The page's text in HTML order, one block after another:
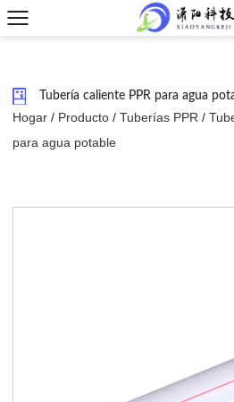
Tubería caliente PPR para agua
Hogar / Producto / Tuberías PPR /
para agua potable